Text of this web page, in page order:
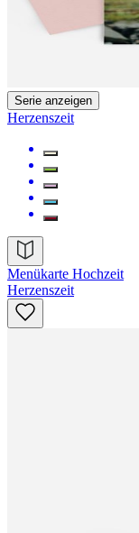
Serie anzeigen
Herzenszeit
Menükarte Hochzeit
Herzenszeit